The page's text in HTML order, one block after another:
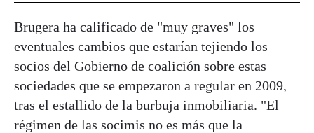
Brugera ha calificado de "muy graves" los
eventuales cambios que estarían tejiendo los
socios del Gobierno de coalición sobre estas
sociedades que se empezaron a regular en 2009,
tras el estallido de la burbuja inmobiliaria. "El
régimen de las socimis no es más que la